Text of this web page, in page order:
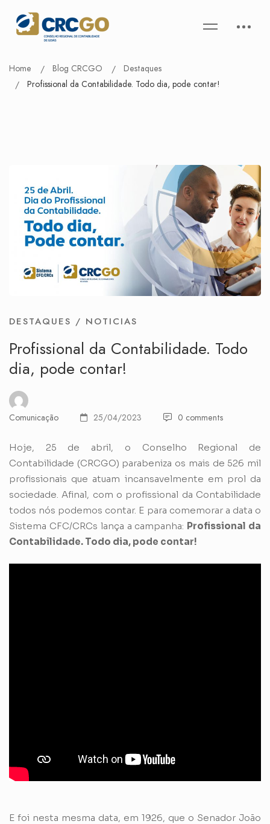
Home Blog CRCGO
Destaques
Profissional da Contabilidade. Todo dia, pode contar!
DESTAQUES / NOTICIAS
Profissional da Contabilidade. Todo
dia, pode contar!
Comunicação 25/04/2023 0 comments
Hoje, 25 de abril, o Conselho Regional de
Contabilidade (CRCGO) parabeniza os mais de 526 mil
profissionais que atuam incansavelmente em prol da
sociedade. Afinal, com o profissional da Contabilidade
todos nós podemos contar. E para comemorar a data o
Sistema CFC/CRCs lança a campanha: Profissional da
Contabilidade. Todo dia, pode contar!
E foi nesta mesma data, em 1926, que o Senador João